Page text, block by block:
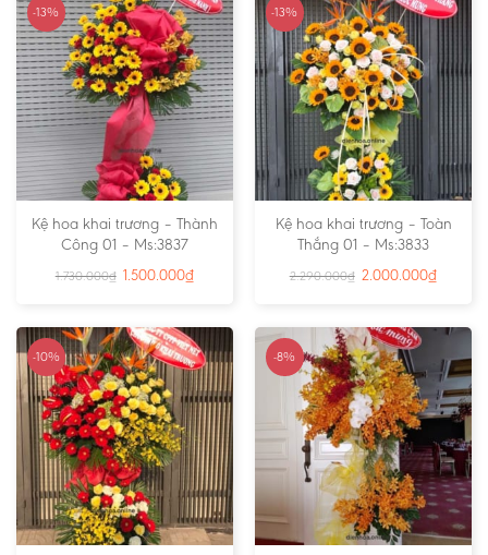
-13%
Kệ hoa khai trương – Thành
Công 01 – Ms:3837
1.730.000₫ 1.500.000₫
-13%
Kệ hoa khai trương – Toàn
Thắng 01 – Ms:3833
2.290.000₫ 2.000.000₫
-10% -8%